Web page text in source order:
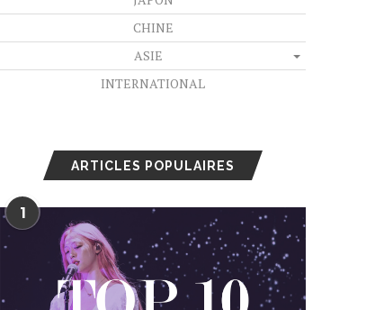
CHINE
ASIE
INTERNATIONAL
ARTICLES POPULAIRES
1